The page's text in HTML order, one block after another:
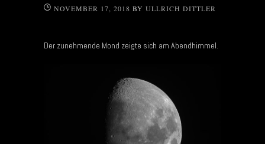
NOVEMBER 17, 2018 BY ULLRICH DITTLER
Der zunehmende Mond zeigte sich am Abendhimmel.